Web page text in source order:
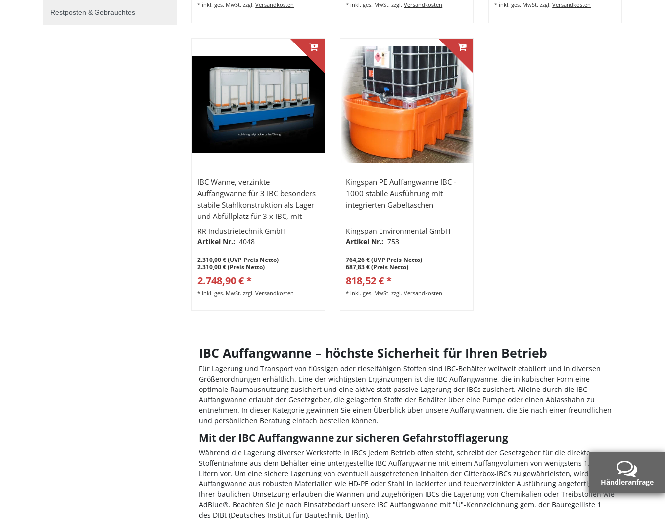
Händleranfrage
Restposten & Gebrauchtes
* inkl. ges. MwSt. zzgl.Versandkosten * inkl. ges. MwSt. zzgl.Versandkosten * inkl. ges. MwSt. zzgl.Versandkosten
IBC Wanne, verzinkte
Auffangwanne für 3 IBC besonders
stabile Stahlkonstruktion als Lager
und Abfüllplatz für 3 x IBC, mit
Gitterrost, Auffangvolumen 1000l
RR Industrietechnik GmbH
Artikel Nr.: 4048
2.310,00 €(UVP Preis Netto)
2.310,00 € (Preis Netto)
2.748,90 € *
* inkl. ges. MwSt. zzgl.Versandkosten
Kingspan PE Auffangwanne IBC -
1000 stabile Ausführung mit
integrierten Gabeltaschen
Kingspan Environmental GmbH
Artikel Nr.: 753
764,26 €(UVP Preis Netto)
687,83 € (Preis Netto)
818,52 € *
* inkl. ges. MwSt. zzgl.Versandkosten
IBC Auffangwanne – höchste Sicherheit für Ihren Betrieb
Für Lagerung und Transport von flüssigen oder rieselfähigen Stoffen sind IBC-Behälter weltweit etabliert und in diversen
Größenordnungen erhältlich. Eine der wichtigsten Ergänzungen ist die IBC Auffangwanne, die in kubischer Form eine
optimale Raumausnutzung zusichert und eine aktive statt passive Lagerung der IBCs zusichert. Alleine durch die IBC
Auffangwanne erlaubt der Gesetzgeber, die gelagerten Stoffe der Behälter über eine Pumpe oder einen Ablasshahn zu
entnehmen. In dieser Kategorie gewinnen Sie einen Überblick über unsere Auffangwannen, die Sie nach einer freundlichen
und persönlichen Beratung einfach bestellen können.
Mit der IBC Auffangwanne zur sicheren Gefahrstofflagerung
Während die Lagerung diverser Werkstoffe in IBCs jedem Betrieb offen steht, schreibt der Gesetzgeber für die direkte
Stoffentnahme aus dem Behälter eine untergestellte IBC Auffangwanne mit einem Auffangvolumen von wenigstens 1.000
Litern vor. Um eine sichere Lagerung von eventuell ausgetretenen Inhalten der Gitterbox-IBCs zu gewährleisten, wird die IBC
Auffangwanne aus robusten Materialien wie HD-PE oder Stahl in lackierter und feuerverzinkter Ausführung angefertigt. Mit
Ihrer baulichen Umsetzung erlauben die Wannen und zugehörigen IBCs die Lagerung von Chemikalien oder Treibstoffen wie
AdBlue®. Beachten Sie je nach Einsatzbedarf unsere IBC Auffangwanne mit "Ü"-Kennzeichnung gem. der Bauregelliste 1
des DIBt (Deutsches Institut für Bautechnik, Berlin).